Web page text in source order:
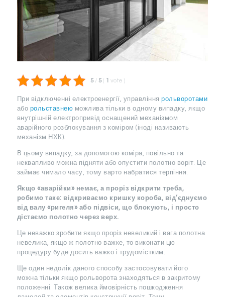
5 / 5 ( 1 vote)
При відключенні електроенергії, управліннярольворотами
або рольставнею можлива тільки в одному випадку, якщо
внутрішній електропривід оснащений механізмом
аварійного розблокування з коміром (іноді називають
механізм НХК).
В цьому випадку, за допомогою коміра, повільно та
неквапливо можна підняти або опустити полотно воріт. Це
займає чимало часу, тому варто набратися терпіння.
Якщо «аварійки» немає, а проріз відкрити треба,
робимо таке: відкриваємо кришку короба, від’єднуємо
від валу «ригеля» або підвіси, що блокують, і просто
дістаємо полотно через верх.
Це неважко зробити якщо проріз невеликий і вага полотна
невелика, якщо ж полотно важке, то виконати цю
процедуру буде досить важко і трудомістким.
Ще один недолік даного способу застосовувати його
можна тільки якщо рольворота знаходяться в закритому
положенні. Також велика ймовірність пошкодження